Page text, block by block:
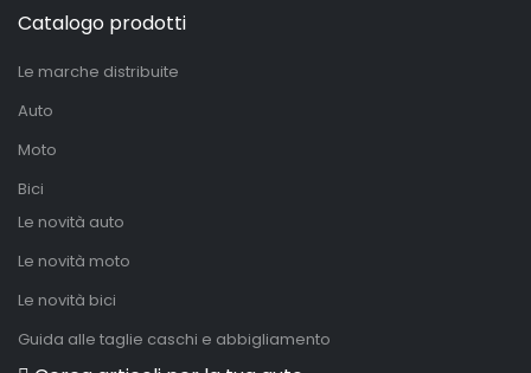
Catalogo prodotti
Le marche distribuite
Auto
Moto
Bici
Le novità auto
Le novità moto
Le novità bici
Guida alle taglie caschi e abbigliamento